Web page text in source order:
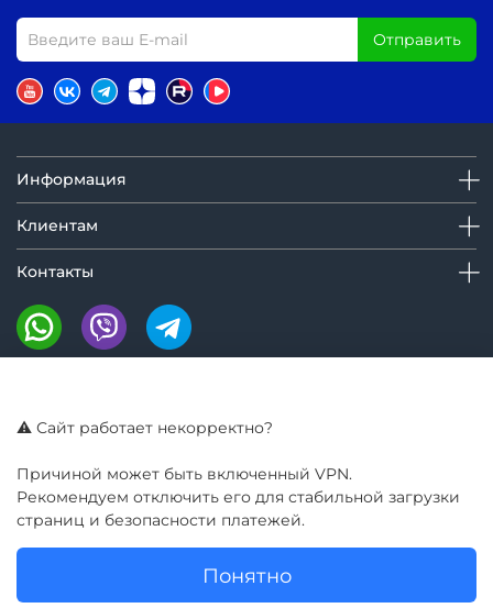
Отправить
Информация
Клиентам
Контакты
⚠️ Сайт работает некорректно?
Причиной может быть включенный VPN.
Рекомендуем отключить его для стабильной загрузки
страниц и безопасности платежей.
Понятно